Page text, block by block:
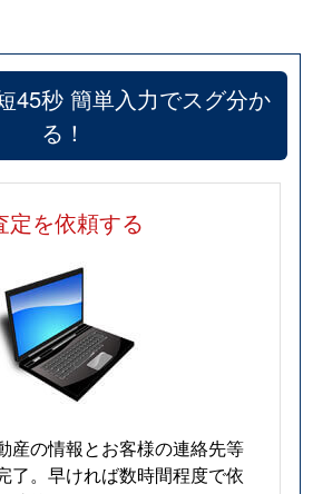
45秒 簡単入力でスグ分か
る！
定を依頼する
産の情報とお客様の連絡先等
了。早ければ数時間程度で依